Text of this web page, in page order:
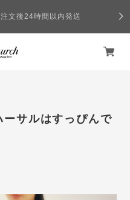
文後24時間以内発送
サルはすっぴんで